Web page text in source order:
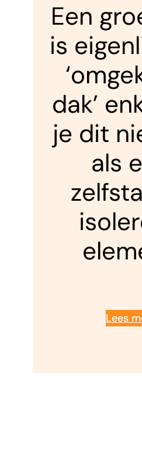
Een
is
dak’
je dit
als
Lees